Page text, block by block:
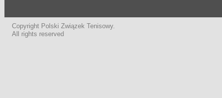
Copyright Polski Związek Tenisowy.
All rights reserved